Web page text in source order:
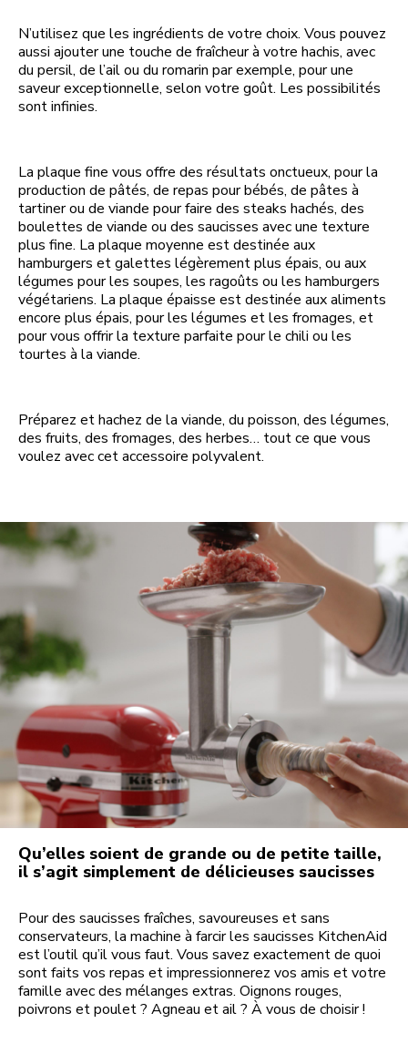
N’utilisez que les ingrédients de votre choix. Vous pouvez
aussi ajouter une touche de fraîcheur à votre hachis, avec
du persil, de l’ail ou du romarin par exemple, pour une
saveur exceptionnelle, selon votre goût. Les possibilités
sont infinies.
La plaque fine vous offre des résultats onctueux, pour la
production de pâtés, de repas pour bébés, de pâtes à
tartiner ou de viande pour faire des steaks hachés, des
boulettes de viande ou des saucisses avec une texture
plus fine. La plaque moyenne est destinée aux
hamburgers et galettes légèrement plus épais, ou aux
légumes pour les soupes, les ragoûts ou les hamburgers
végétariens. La plaque épaisse est destinée aux aliments
encore plus épais, pour les légumes et les fromages, et
pour vous offrir la texture parfaite pour le chili ou les
tourtes à la viande.
Préparez et hachez de la viande, du poisson, des légumes,
des fruits, des fromages, des herbes… tout ce que vous
voulez avec cet accessoire polyvalent.
Qu’elles soient de grande ou de petite taille,
il s’agit simplement de délicieuses saucisses
Pour des saucisses fraîches, savoureuses et sans
conservateurs, la machine à farcir les saucisses KitchenAid
est l’outil qu’il vous faut. Vous savez exactement de quoi
sont faits vos repas et impressionnerez vos amis et votre
famille avec des mélanges extras. Oignons rouges,
poivrons et poulet ? Agneau et ail ? À vous de choisir !